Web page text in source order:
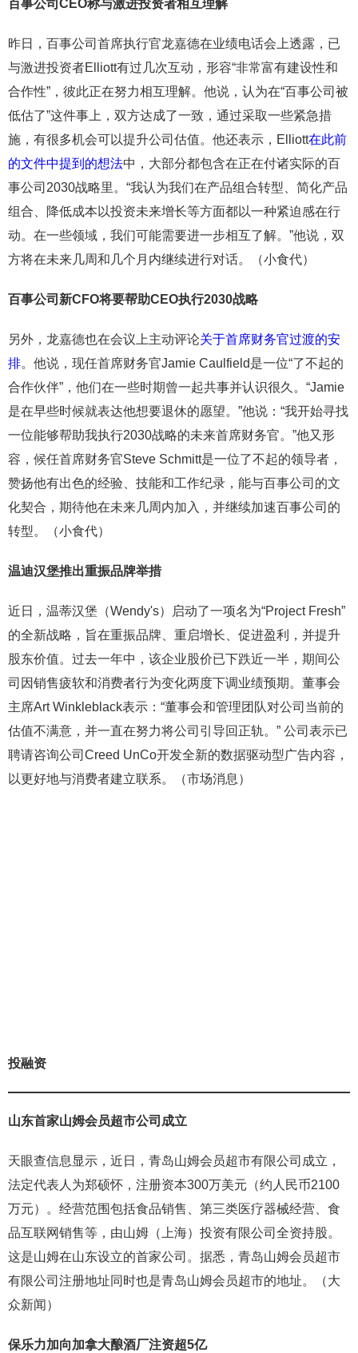
百事公司CEO称与激进投资者相互理解
昨日，百事公司首席执行官龙嘉德在业绩电话会上透露，已
与激进投资者Elliott有过几次互动，形容“非常富有建设性和
合作性”，彼此正在努力相互理解。他说，认为在“百事公司被
低估了”这件事上，双方达成了一致，通过采取一些紧急措
施，有很多机会可以提升公司估值。他还表示，Elliott在此前
的文件中提到的想法中，大部分都包含在正在付诸实际的百
事公司2030战略里。“我认为我们在产品组合转型、简化产品
组合、降低成本以投资未来增长等方面都以一种紧迫感在行
动。在一些领域，我们可能需要进一步相互了解。”他说，双
方将在未来几周和几个月内继续进行对话。（小食代）
百事公司新CFO将要帮助CEO执行2030战略
另外，龙嘉德也在会议上主动评论关于首席财务官过渡的安
排。他说，现任首席财务官Jamie Caulfield是一位“了不起的
合作伙伴”，他们在一些时期曾一起共事并认识很久。“Jamie
是在早些时候就表达他想要退休的愿望。”他说：“我开始寻找
一位能够帮助我执行2030战略的未来首席财务官。”他又形
容，候任首席财务官Steve Schmitt是一位了不起的领导者，
赞扬他有出色的经验、技能和工作纪录，能与百事公司的文
化契合，期待他在未来几周内加入，并继续加速百事公司的
转型。（小食代）
温迪汉堡推出重振品牌举措
近日，温蒂汉堡（Wendy's）启动了一项名为“Project Fresh”
的全新战略，旨在重振品牌、重启增长、促进盈利，并提升
股东价值。过去一年中，该企业股价已下跌近一半，期间公
司因销售疲软和消费者行为变化两度下调业绩预期。董事会
主席Art Winkleblack表示：“董事会和管理团队对公司当前的
估值不满意，并一直在努力将公司引导回正轨。” 公司表示已
聘请咨询公司Creed UnCo开发全新的数据驱动型广告内容，
以更好地与消费者建立联系。（市场消息）
投融资
山东首家山姆会员超市公司成立
天眼查信息显示，近日，青岛山姆会员超市有限公司成立，
法定代表人为郑硕怀，注册资本300万美元（约人民币2100
万元）。经营范围包括食品销售、第三类医疗器械经营、食
品互联网销售等，由山姆（上海）投资有限公司全资持股。
这是山姆在山东设立的首家公司。据悉，青岛山姆会员超市
有限公司注册地址同时也是青岛山姆会员超市的地址。（大
众新闻）
保乐力加向加拿大酿酒厂注资超5亿